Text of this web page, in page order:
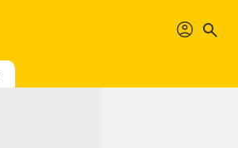
profil search